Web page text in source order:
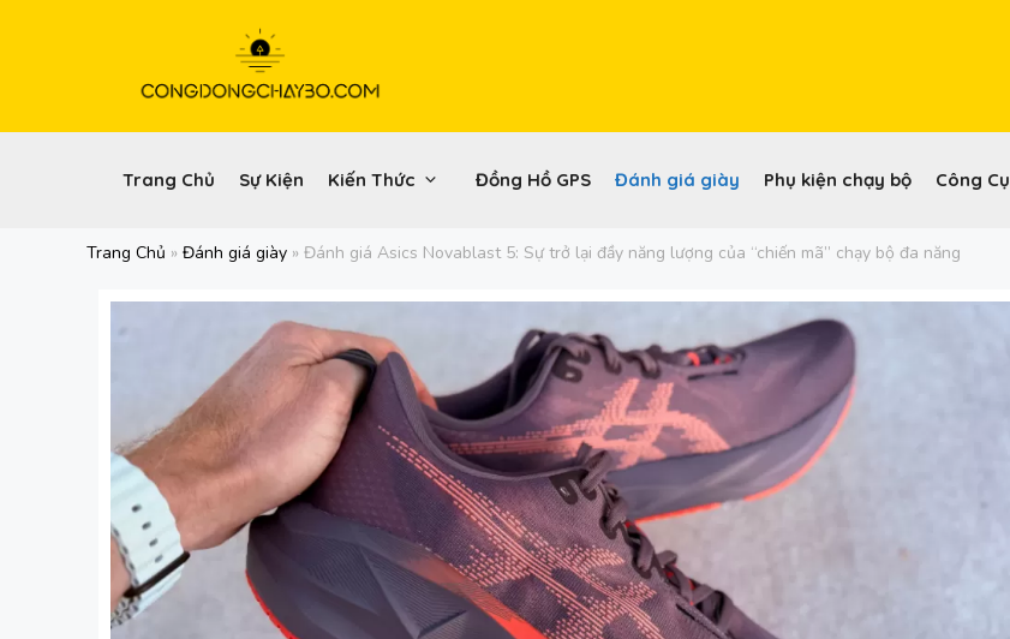
Trang Chủ Sự Kiện Kiến Thức Đồng Hồ GPS Đánh giá giày Phụ kiện chạy bộ Công Cụ
Trang Chủ » Đánh giá giày » Đánh giá Asics Novablast 5: Sự trở lại đầy năng lượng của “chiến mã” chạy bộ đa năng